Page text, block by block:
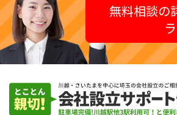
無料相談の
ラ